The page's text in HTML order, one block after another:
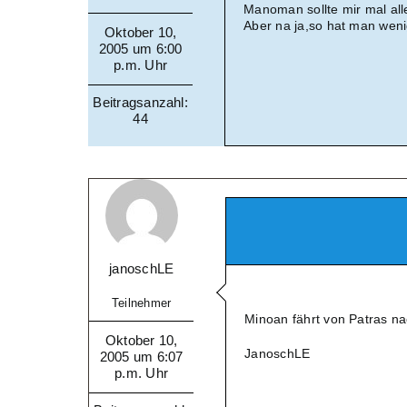
Oktober 10,
2005 um 6:00
p.m. Uhr
Beitragsanzahl:
44
Manoman sollte mir mal
Aber na ja,so hat man
janoschLE
Teilnehmer
Oktober 10,
2005 um 6:07
p.m. Uhr
Minoan fährt von Patras
JanoschLE